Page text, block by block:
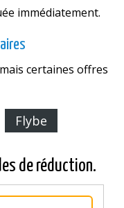
immédiatement.
certaines offres
Flybe
de réduction.